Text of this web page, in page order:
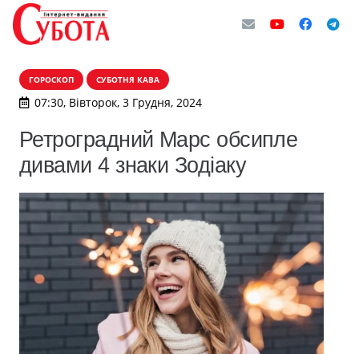
ГОРОСКОП СУБОТНЯ КАВА
07:30, Вівторок, 3 Грудня, 2024
Ретроградний Марс обсипле
дивами 4 знаки Зодіаку